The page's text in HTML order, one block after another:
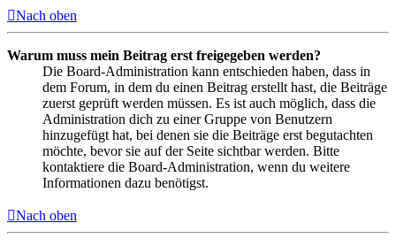
Nach oben
Warum muss mein Beitrag erst freigegeben werden?
Die Board-Administration kann entschieden haben, dass in
dem Forum, in dem du einen Beitrag erstellt hast, die Beiträge
zuerst geprüft werden müssen. Es ist auch möglich, dass die
Administration dich zu einer Gruppe von Benutzern
hinzugefügt hat, bei denen sie die Beiträge erst begutachten
möchte, bevor sie auf der Seite sichtbar werden. Bitte
kontaktiere die Board-Administration, wenn du weitere
Informationen dazu benötigst.
Nach oben